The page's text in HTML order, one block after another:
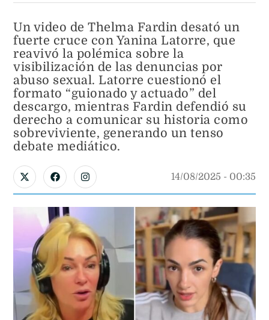
Un video de Thelma Fardin desató un
fuerte cruce con Yanina Latorre, que
reavivó la polémica sobre la
visibilización de las denuncias por
abuso sexual. Latorre cuestionó el
formato “guionado y actuado” del
descargo, mientras Fardin defendió su
derecho a comunicar su historia como
sobreviviente, generando un tenso
debate mediático.
14/08/2025 - 00:35